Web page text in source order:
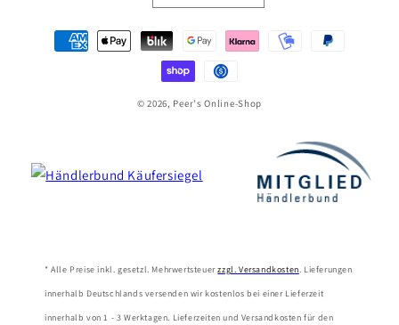
Zahlungsmethoden
© 2026, Peer's Online-Shop
* Alle Preise inkl. gesetzl. Mehrwertsteuerzzgl. Versandkosten. Lieferungen
innerhalb Deutschlands versenden wir kostenlos bei einer Lieferzeit
innerhalb von 1 - 3 Werktagen. Lieferzeiten und Versandkosten für den